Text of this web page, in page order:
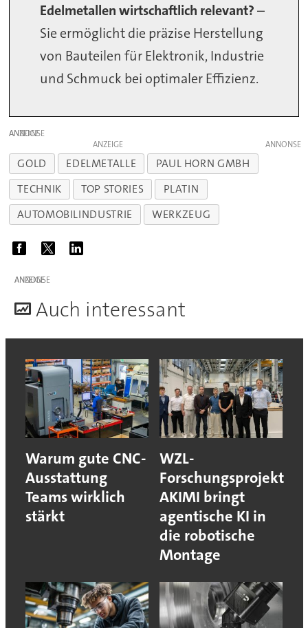
Edelmetallen wirtschaftlich relevant?–
Sie ermöglicht die präzise Herstellung
von Bauteilen für Elektronik, Industrie
und Schmuck bei optimaler Effizienz.
ANZEIGE
ANZEIGE
GOLD EDELMETALLE
PAUL HORN GMBH
TECHNIK
TOP STORIES
PLATIN
AUTOMOBILINDUSTRIE
WERKZEUG
ANZEIGE
Auch interessant
Warum gute CNC-
Ausstattung
Teams wirklich
stärkt
WZL-
Forschungsprojekt
AKIMI bringt
agentische KI in
die robotische
Montage